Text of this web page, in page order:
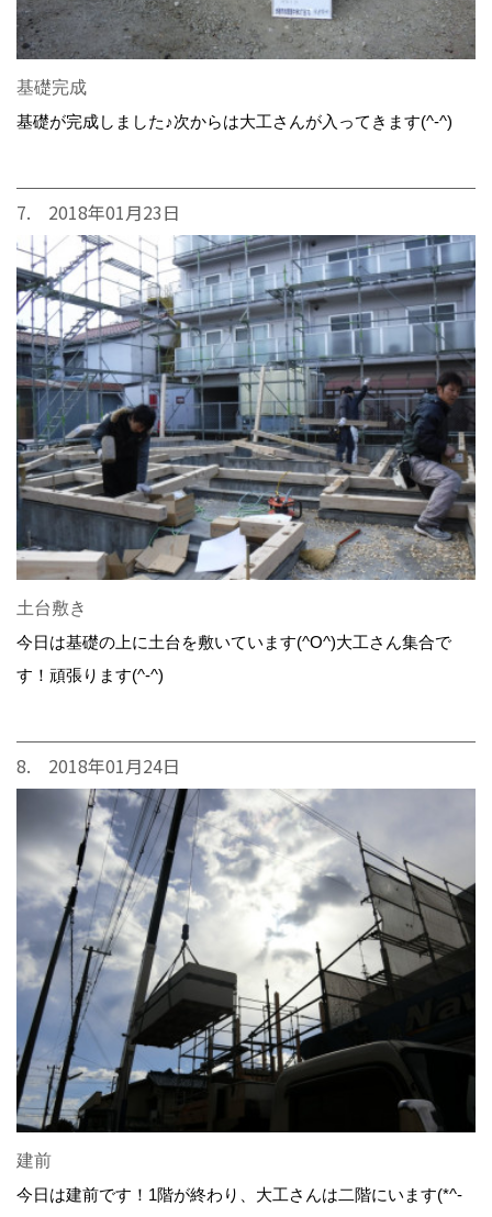
基礎完成
基礎が完成しました♪次からは大工さんが入ってきます(^-^)
7. 2018年01月23日
土台敷き
今日は基礎の上に土台を敷いています(^O^)大工さん集合で
す！頑張ります(^-^)
8. 2018年01月24日
建前
今日は建前です！1階が終わり、大工さんは二階にいます(*^-